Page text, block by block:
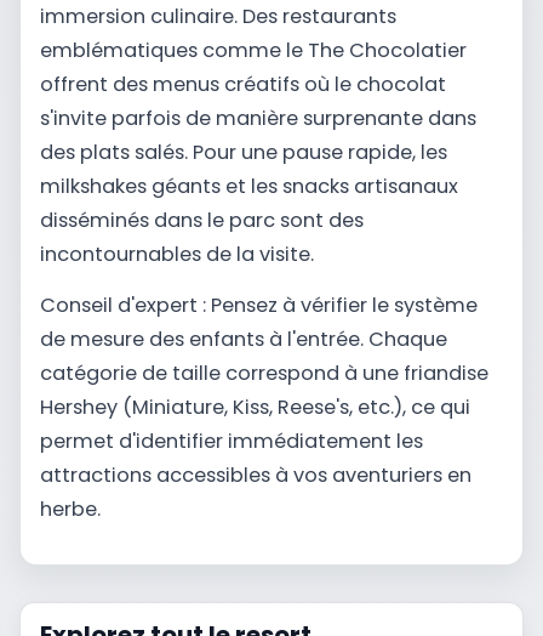
immersion culinaire. Des restaurants
emblématiques comme le The Chocolatier
offrent des menus créatifs où le chocolat
s'invite parfois de manière surprenante dans
des plats salés. Pour une pause rapide, les
milkshakes géants et les snacks artisanaux
disséminés dans le parc sont des
incontournables de la visite.
Conseil d'expert : Pensez à vérifier le système
de mesure des enfants à l'entrée. Chaque
catégorie de taille correspond à une friandise
Hershey (Miniature, Kiss, Reese's, etc.), ce qui
permet d'identifier immédiatement les
attractions accessibles à vos aventuriers en
herbe.